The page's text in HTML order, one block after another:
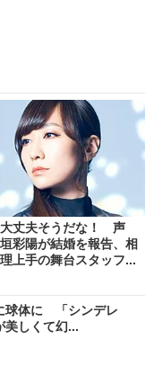
丈夫そうだな！ 声
彩陽が結婚を報告、相
上手の舞台スタッフ...
球体に 「シンデレ
美しくて幻...